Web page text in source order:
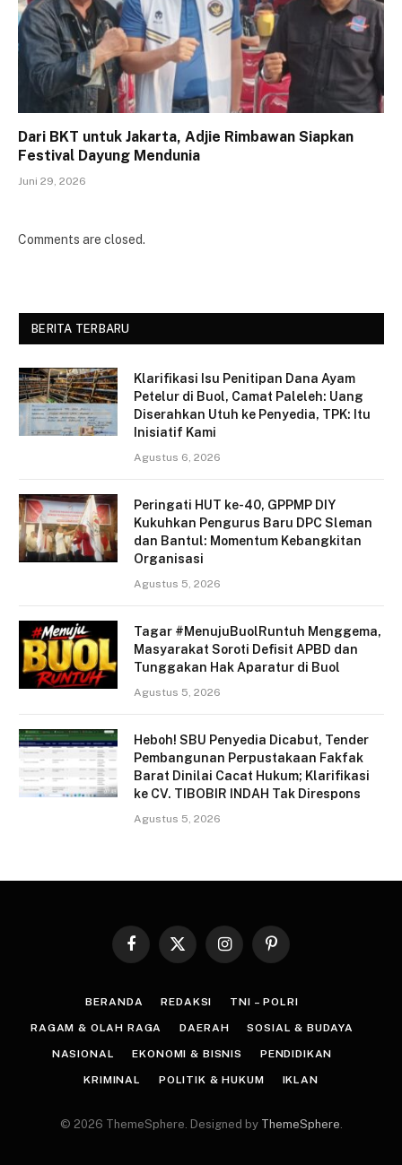
Dari BKT untuk Jakarta, Adjie Rimbawan Siapkan
Festival Dayung Mendunia
Juni 29, 2026
Comments are closed.
BERITA TERBARU
Klarifikasi Isu Penitipan Dana Ayam
Petelur di Buol, Camat Paleleh: Uang
Diserahkan Utuh ke Penyedia, TPK: Itu
Inisiatif Kami
Agustus 6, 2026
Peringati HUT ke-40, GPPMP DIY
Kukuhkan Pengurus Baru DPC Sleman
dan Bantul: Momentum Kebangkitan
Organisasi
Agustus 5, 2026
Tagar #MenujuBuolRuntuh Menggema,
Masyarakat Soroti Defisit APBD dan
Tunggakan Hak Aparatur di Buol
Agustus 5, 2026
Heboh! SBU Penyedia Dicabut, Tender
Pembangunan Perpustakaan Fakfak
Barat Dinilai Cacat Hukum; Klarifikasi
ke CV. TIBOBIR INDAH Tak Direspons
Agustus 5, 2026
Facebook
X
InstagramPinterest
BERANDA REDAKSI TNI – POLRI
RAGAM & OLAH RAGA DAERAH SOSIAL & BUDAYA
NASIONAL EKONOMI & BISNIS PENDIDIKAN
KRIMINAL POLITIK & HUKUM IKLAN
© 2026 ThemeSphere. Designed by ThemeSphere.